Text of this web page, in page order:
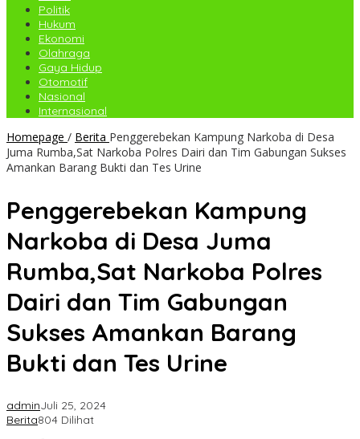
Politik
Hukum
Ekonomi
Olahraga
Gaya Hidup
Otomotif
Nasional
Internasional
Homepage / Berita Penggerebekan Kampung Narkoba di Desa
Juma Rumba,Sat Narkoba Polres Dairi dan Tim Gabungan Sukses
Amankan Barang Bukti dan Tes Urine
Penggerebekan Kampung
Narkoba di Desa Juma
Rumba,Sat Narkoba Polres
Dairi dan Tim Gabungan
Sukses Amankan Barang
Bukti dan Tes Urine
adminJuli 25, 2024
Berita804 Dilihat